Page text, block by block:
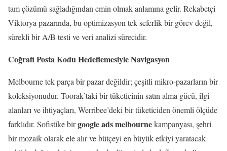
tam çözümü sağladığından emin olmak anlamına gelir. Rekabetçi
Viktorya pazarında, bu optimizasyon tek seferlik bir görev değil,
sürekli bir A/B testi ve veri analizi sürecidir.
Coğrafi Posta Kodu Hedeflemesiyle Navigasyon
Melbourne tek parça bir pazar değildir; çeşitli mikro-pazarların bir
koleksiyonudur. Toorak’taki bir tüketicinin satın alma gücü, ilgi
alanları ve ihtiyaçları, Werribee’deki bir tüketiciden önemli ölçüde
farklıdır. Sofistike birgoogle ads melbournekampanyası, şehri
bir mozaik olarak ele alır ve bütçeyi en büyük etkiyi yaratacak